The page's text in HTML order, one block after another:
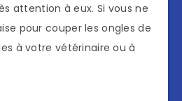
attention à eux. Si vous ne
pour couper les ongles de
à votre vétérinaire ou à